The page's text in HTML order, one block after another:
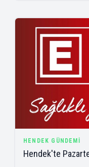
HENDEK GÜNDEMI
Hendek'te